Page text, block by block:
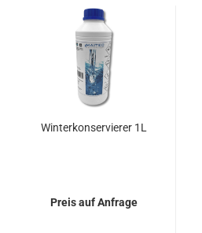
Winterkonservierer 1L
Preis auf Anfrage